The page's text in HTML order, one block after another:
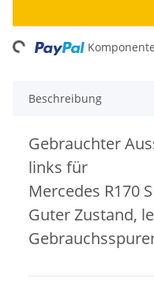
Beschreibung
Gebrauchter
links für
Mercedes R170
Guter Zustand,